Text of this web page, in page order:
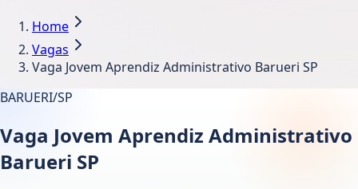
Home
Vagas
Vaga Jovem Aprendiz Administrativo Barueri SP
BARUERI/SP
Vaga Jovem Aprendiz Administrativo
Barueri SP